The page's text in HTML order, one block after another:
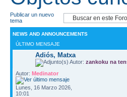
Publicar un nuevo
tema
NEWS AND ANNOUNCEMENTS
ÚLTIMO MENSAJE
Adiós, Matxa
Autor: zankoku na
Autor: Medinator
Lunes, 16 Marzo 2026,
10:01